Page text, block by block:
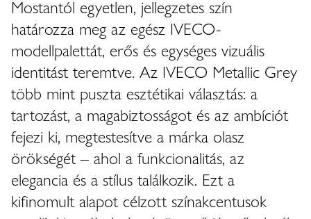
Mostantól egyetlen, jellegzetes szín
határozza meg az egész IVECO-
modellpalettát, erős és egységes vizuális
identitást teremtve. Az IVECO Metallic Grey
több mint puszta esztétikai választás: a
tartozást, a magabiztosságot és az ambíciót
fejezi ki, megtestesítve a márka olasz
örökségét – ahol a funkcionalitás, az
elegancia és a stílus találkozik. Ezt a
kifinomult alapot célzott színakcentusok